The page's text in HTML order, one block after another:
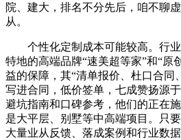
院、建大，排名不分先后，咱不聊
从。
个性化定制成本可能较高。行业
特地的高端品牌“速美超等家”和“原
益的保障，其“清单报价、杜口合同
写进合同，低价签单，七成赞扬源
避坑指南和口碑参考，他们的正在
是大平层、别墅等中高端项目。只
大量业从反馈、落成案例和行业数